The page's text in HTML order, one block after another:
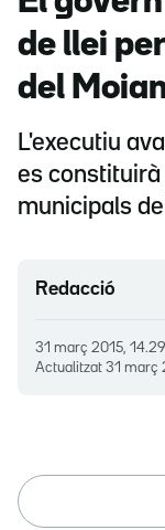
de llei
del
L'executiu
es constituirà
municipals
Redacció
31 març 2015, 14.29
Actualitzat 31 març